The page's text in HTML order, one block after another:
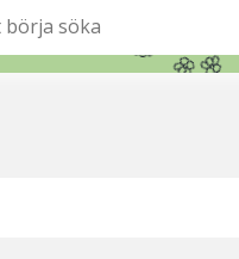
🌸
🌸
🌸
🌸